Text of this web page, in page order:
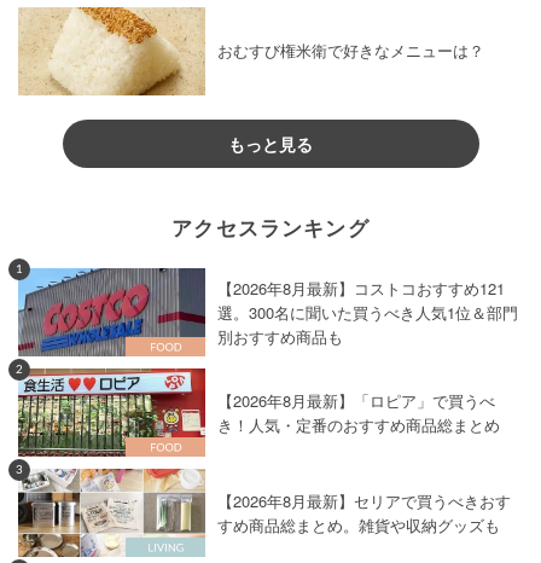
おむすび権米衛で好きなメニューは？
もっと見る
アクセスランキング
1
【2026年8月最新】コストコおすすめ121
選。300名に聞いた買うべき人気1位＆部門
別おすすめ商品も
2
【2026年8月最新】「ロピア」で買うべ
き！人気・定番のおすすめ商品総まとめ
3
【2026年8月最新】セリアで買うべきおす
すめ商品総まとめ。雑貨や収納グッズも